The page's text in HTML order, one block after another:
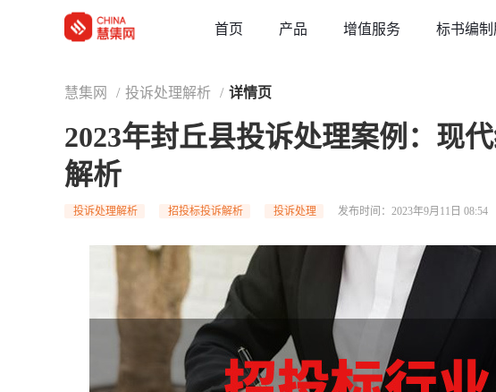
首页 产品 增值服务 标书编
慧集网 / 投诉处理解析 / 详情页
2023年封丘县投诉处理案例：现
解析
投诉处理解析 招投标投诉解析 投诉处理 发布时间：2023年9月11日 08:54